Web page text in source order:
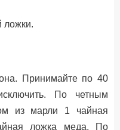
ложки.
Принимайте по 40
По четным
из марли 1 чайная
ложка меда. По